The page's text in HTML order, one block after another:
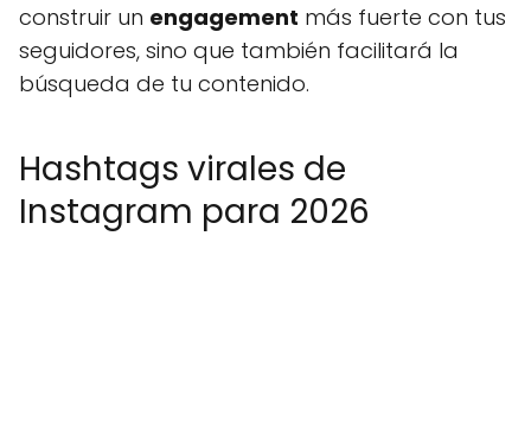
construir un engagement más fuerte con tus
seguidores, sino que también facilitará la
búsqueda de tu contenido.
Hashtags virales de
Instagram para 2026